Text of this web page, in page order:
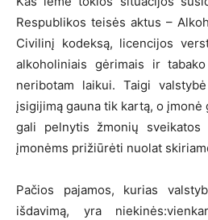
Respublikos teisės aktus –
Civilinį kodeksą, licencijos
alkoholiniais gėrimais ir
neribotam laikui. Taigi
įsigijimą gauna tik kartą, o
gali pelnytis žmonių
įmonėms prižiūrėti nuolat
Pačios pajamos, kurias
išdavimą, yra